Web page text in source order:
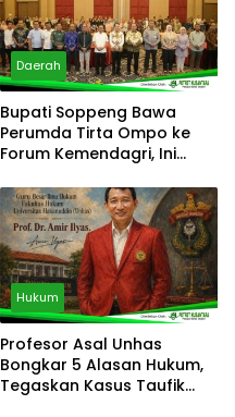
Daerah
Bupati Soppeng Bawa
Perumda Tirta Ompo ke
Forum Kemendagri, Ini
Hukum
Profesor Asal Unhas
Bongkar 5 Alasan Hukum,
Tegaskan Kasus Taufik